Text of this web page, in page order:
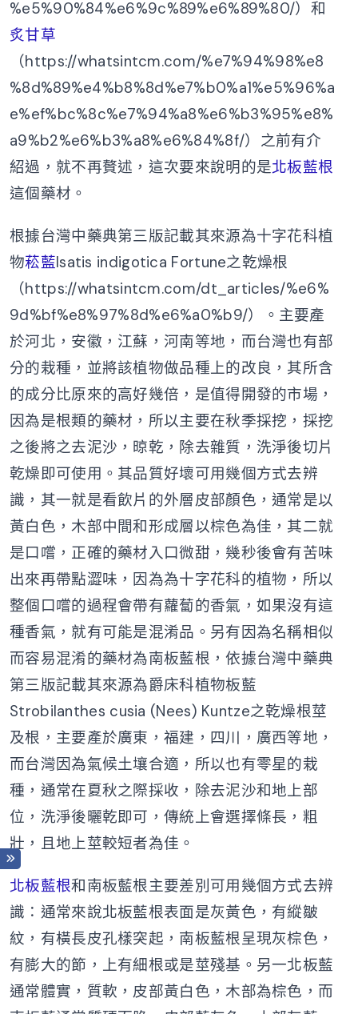
%e5%90%84%e6%9c%89%e6%89%80/）和
炙甘草
（https://whatsintcm.com/%e7%94%98%e8
%8d%89%e4%b8%8d%e7%b0%a1%e5%96%a
e%ef%bc%8c%e7%94%a8%e6%b3%95%e8%
a9%b2%e6%b3%a8%e6%84%8f/）之前有介
紹過，就不再贅述，這次要來說明的是北板藍根
這個藥材。
根據台灣中藥典第三版記載其來源為十字花科植
物菘藍Isatis indigotica Fortune之乾燥根
（https://whatsintcm.com/dt_articles/%e6%
9d%bf%e8%97%8d%e6%a0%b9/）。主要產
於河北，安徽，江蘇，河南等地，而台灣也有部
分的栽種，並將該植物做品種上的改良，其所含
的成分比原來的高好幾倍，是值得開發的市場，
因為是根類的藥材，所以主要在秋季採挖，採挖
之後將之去泥沙，晾乾，除去雜質，洗淨後切片
乾燥即可使用。其品質好壞可用幾個方式去辨
識，其一就是看飲片的外層皮部顏色，通常是以
黃白色，木部中間和形成層以棕色為佳，其二就
是口嚐，正確的藥材入口微甜，幾秒後會有苦味
出來再帶點澀味，因為為十字花科的植物，所以
整個口嚐的過程會帶有蘿蔔的香氣，如果沒有這
種香氣，就有可能是混淆品。另有因為名稱相似
而容易混淆的藥材為南板藍根，依據台灣中藥典
第三版記載其來源為爵床科植物板藍
Strobilanthes cusia (Nees) Kuntze之乾燥根莖
及根，主要產於廣東，福建，四川，廣西等地，
而台灣因為氣候土壤合適，所以也有零星的栽
種，通常在夏秋之際採收，除去泥沙和地上部
位，洗淨後曬乾即可，傳統上會選擇條長，粗
壯，且地上莖較短者為佳。
北板藍根和南板藍根主要差別可用幾個方式去辨
識：通常來說北板藍根表面是灰黃色，有縱皺
紋，有橫長皮孔樣突起，南板藍根呈現灰棕色，
有膨大的節，上有細根或是莖殘基。另一北板藍
通常體實，質軟，皮部黃白色，木部為棕色，而